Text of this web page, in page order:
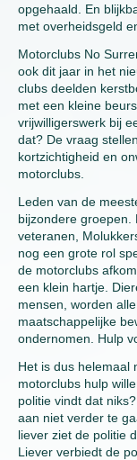
opgehaald. En
met overheidsgeld
Motorclubs No
ook dit jaar in het
clubs deelden
met een kleine
vrijwilligerswerk bij
dat? De vraag
kortzichtigheid en
motorclubs.
Leden van de
bijzondere groepen.
veteranen,
nog een grote rol
de motorclubs
een klein hartje.
mensen, worden
maatschappelijke
ondernomen. Hulp
Het is dus helemaal
motorclubs hulp
politie vindt dat
aan niet verder te
liever ziet de politie
Liever verbiedt de